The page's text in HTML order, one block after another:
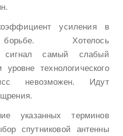
усиления в
Хотелось
сигнал самый слабый
технологического
невозможен. Идут
указанных терминов
спутниковой антенны